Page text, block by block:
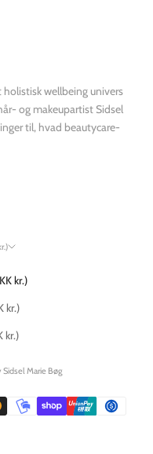
holistisk wellbeing univers
og makeupartist Sidsel
til, hvad beautycare-
kr.)
kr.)
kr.)
Marie Bøg